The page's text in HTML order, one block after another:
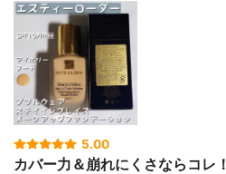
5.00
カバー力＆崩れにくさならコレ！